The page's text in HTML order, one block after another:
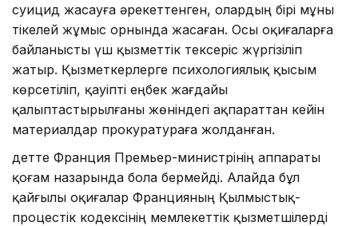
суицид жасауға әрекеттенген, олардың бірі мұны
тікелей жұмыс орнында жасаған. Осы оқиғаларға
байланысты үш қызметтік тексеріс жүргізіліп
жатыр. Қызметкерлерге психологиялық қысым
көрсетіліп, қауіпті еңбек жағдайы
қалыптастырылғаны жөніндегі ақпараттан кейін
материалдар прокуратураға жолданған.
Әдетте Франция Премьер-министрінің аппараты
қоғам назарында бола бермейді. Алайда бұл
қайғылы оқиғалар Францияның Қылмыстық-
процестік кодексінің мемлекеттік қызметшілерді